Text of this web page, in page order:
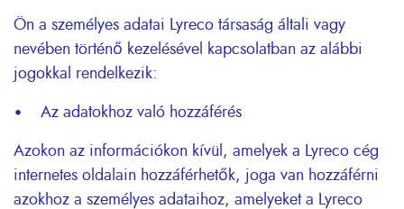
Ön a személyes adatai Lyreco társaság általi vagy
nevében történő kezelésével kapcsolatban az alábbi
jogokkal rendelkezik:
• Az adatokhoz való hozzáférés
Azokon az információkon kívül, amelyek a Lyreco cég
internetes oldalain hozzáférhetők, joga van hozzáférni
azokhoz a személyes adataihoz, amelyeket a Lyreco